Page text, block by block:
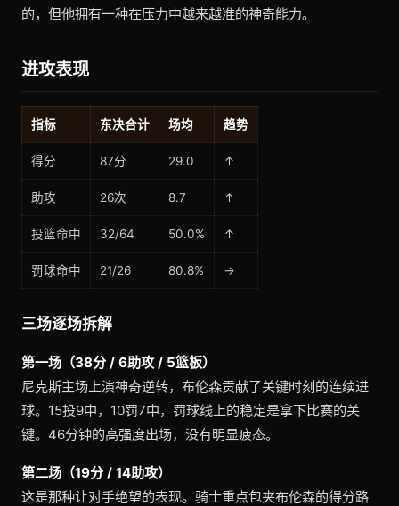
的，但他拥有一种在压力中越来越准的神奇能力。
进攻表现
指标 东决合计 场均 趋势
得分 87分 29.0 ↑
助攻 26次 8.7 ↑
投篮命中 32/64 50.0% ↑
罚球命中 21/26 80.8% →
三场逐场拆解
第一场（38分 / 6助攻 / 5篮板）
尼克斯主场上演神奇逆转，布伦森贡献了关键时刻的连续进
球。15投9中，10罚7中，罚球线上的稳定是拿下比赛的关
键。46分钟的高强度出场，没有明显疲态。
第二场（19分 / 14助攻）
这是那种让对手绝望的表现。骑士重点包夹布伦森的得分路